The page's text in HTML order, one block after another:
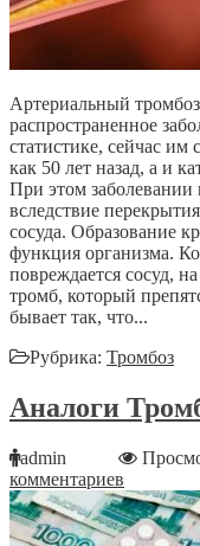
Артериальный
распространенное
статистике, сейчас
как 50 лет назад, а и
При этом заболевании
вследствие
сосуда. Образование
функция организма.
повреждается сосуд,
тромб, который
бывает так, что...
Рубрика: Тромбоз
Аналоги
admin
комментариев